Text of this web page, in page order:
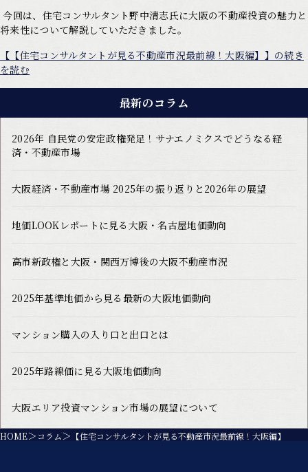
今回は、住宅コンサルタント野中清志氏に大阪の不動産投資の魅力と
将来性について解説していただきました。
【【住宅コンサルタントが見る不動産市況最前線！大阪編】】の続き
を読む
最新のコラム
2026年 自民党の安定政権発足！サナエノミクスでどうなる経
済・不動産市場
大阪経済・不動産市場 2025年の振り返りと2026年の展望
地価LOOKレポートに見る大阪・名古屋地価動向
高市新政権と大阪・関西万博後の大阪不動産市況
2025年基準地価から見る最新の大阪地価動向
マンション購入の入り口と出口とは
2025年路線価に見る大阪地価動向
大阪エリア投資マンション市場の展望について
HOME コラム 【住宅コンサルタントが見る不動産市況最前線！大阪編】